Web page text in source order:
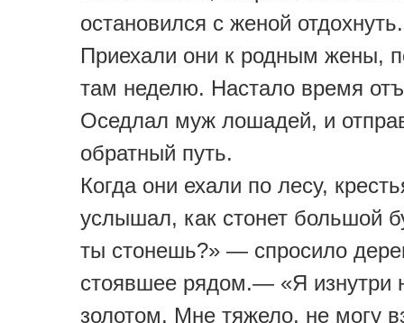
остановился с женой отдохнуть.
Приехали они к родным жены,
там неделю. Настало время
Оседлал муж лошадей, и
обратный путь.
Когда они ехали по лесу,
услышал, как стонет большой
ты стонешь?» — спросило
стоявшее рядом.— «Я изнутри
золотом. Мне тяжело, не могу